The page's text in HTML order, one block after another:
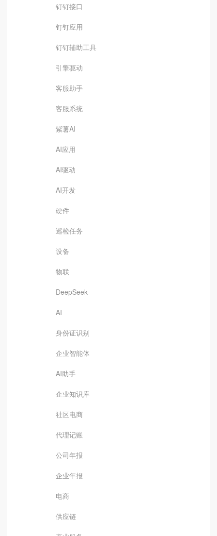
钉钉接口
钉钉应用
钉钉辅助工具
引擎驱动
客服助手
客服系统
紫薯AI
AI应用
AI驱动
AI开发
硬件
巡检任务
设备
物联
DeepSeek
AI
身份证识别
企业智能体
AI助手
企业知识库
社区电商
代理记账
公司年报
企业年报
电商
供应链